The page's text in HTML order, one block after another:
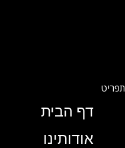
דף הבית
אודותינו